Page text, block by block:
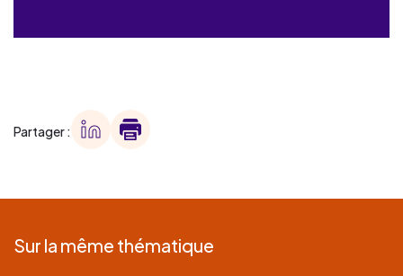
Partager :
Sur la même thématique